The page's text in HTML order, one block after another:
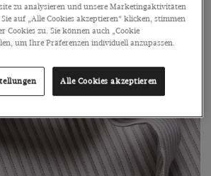
zu analysieren und unsere Marketingaktivitäten
auf „Alle Cookies akzeptieren“ klicken, stimmen
Cookies zu. Sie können auch „Cookie
um Ihre Präferenzen individuell anzupassen.
Alle Cookies akzeptieren